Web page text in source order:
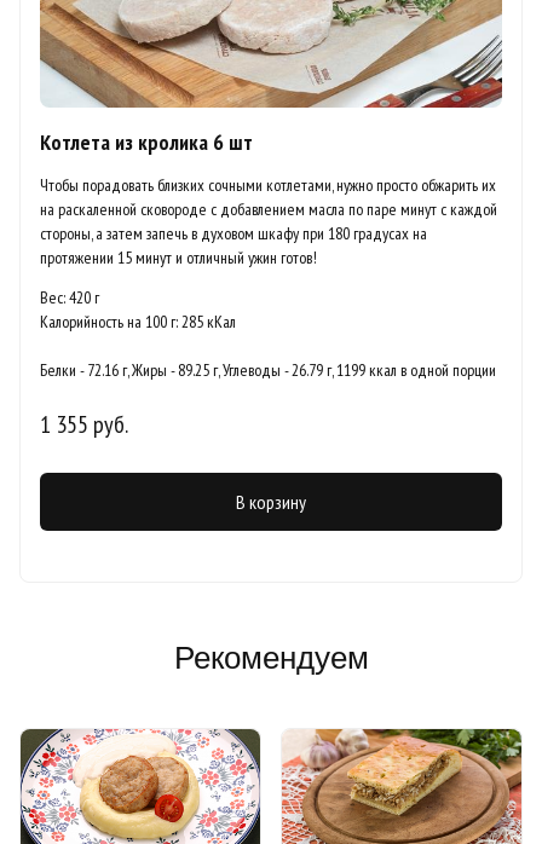
Котлета из кролика 6 шт
Чтобы порадовать близких сочными котлетами, нужно просто обжарить их
на раскаленной сковороде с добавлением масла по паре минут с каждой
стороны, а затем запечь в духовом шкафу при 180 градусах на
протяжении 15 минут и отличный ужин готов!
Вес: 420 г
Калорийность на 100 г: 285 кКал
Белки - 72.16 г, Жиры - 89.25 г, Углеводы - 26.79 г, 1199 ккал в одной порции
1 355 руб.
В корзину
Рекомендуем